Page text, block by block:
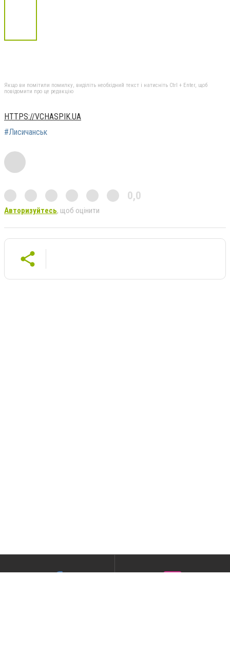
Якщо ви помітили помилку, виділіть необхідний текст і натисніть Ctrl + Enter, щоб
повідомити про це редакцію
HTTPS://VCHASPIK.UA
#Лисичанськ
0,0
Авторизуйтесь, щоб оцінити